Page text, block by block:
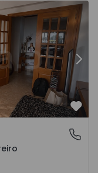
/ Vila Chã -